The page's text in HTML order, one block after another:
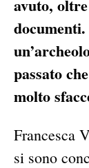
avuto,
passato
molto
Francesca
si sono